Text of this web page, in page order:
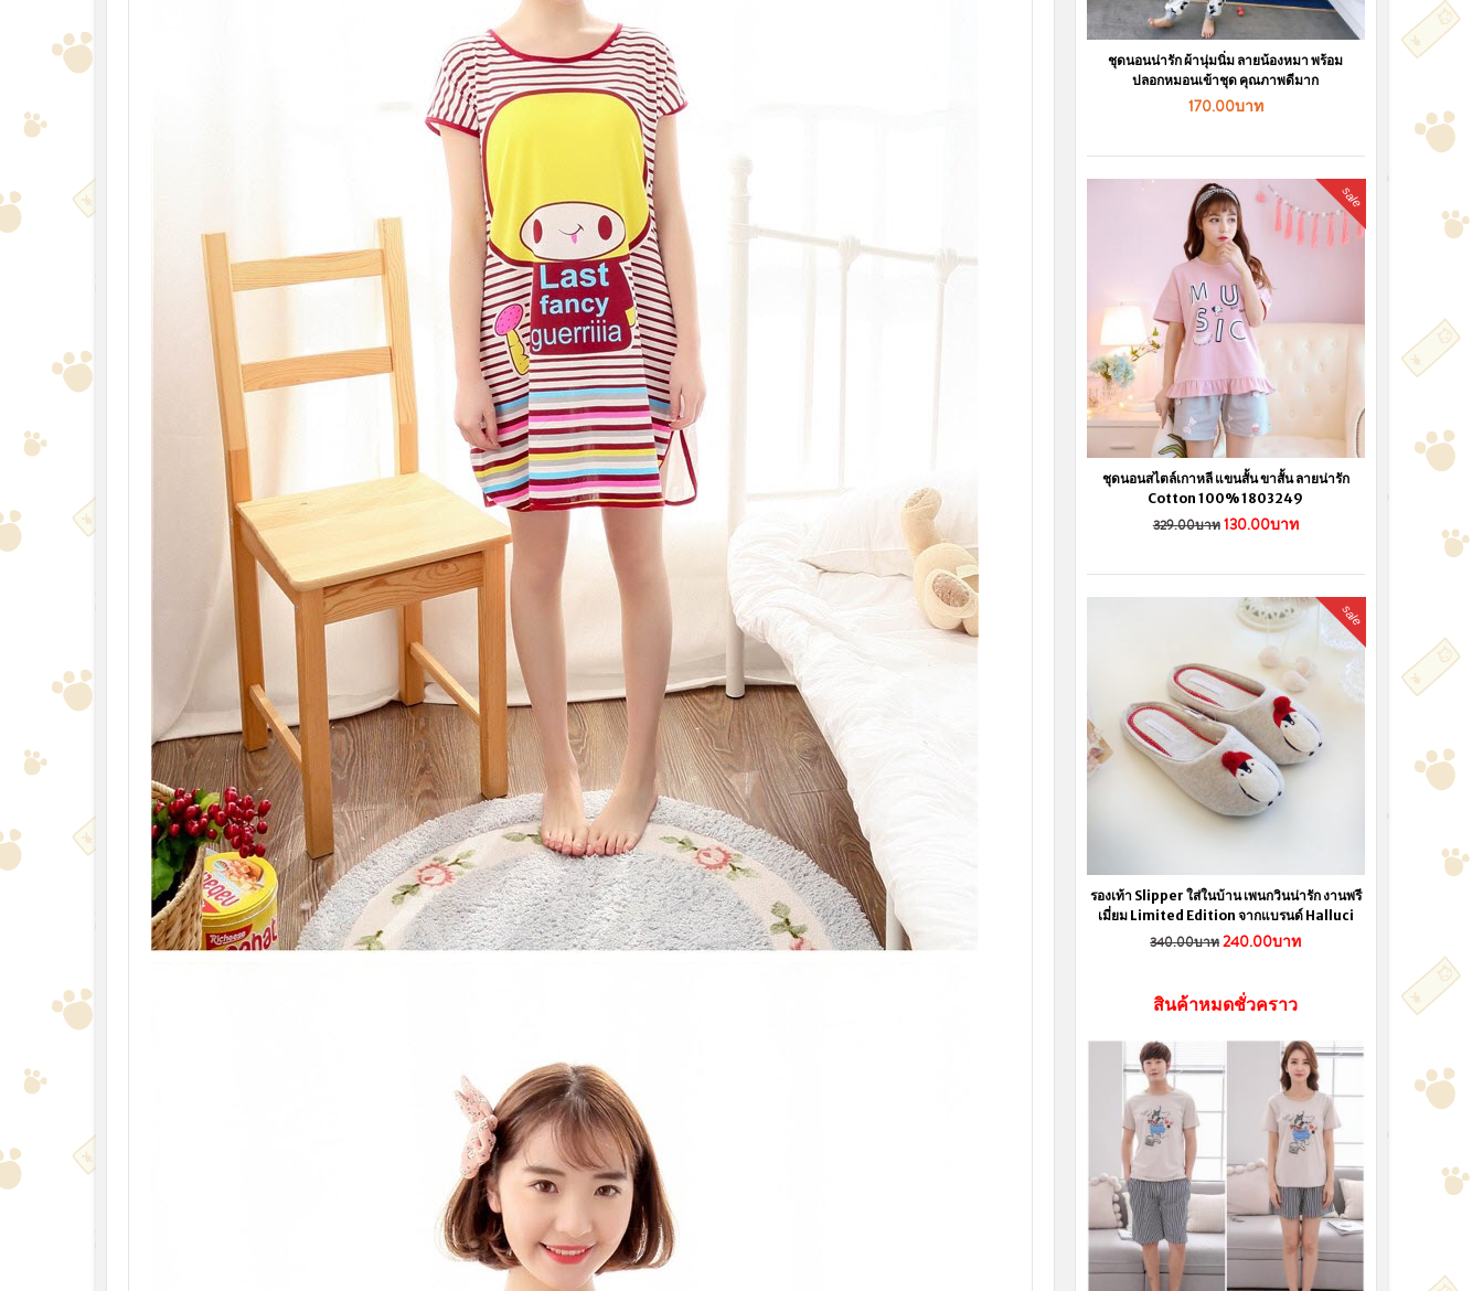
ชุดนอนน่ารัก ผ้านุ่มนิ่ม ลายน้องหมา พร้อม
ปลอกหมอนเข้าชุด คุณภาพดีมาก
170.00บาท
sale
ชุดนอนสไตล์เกาหลี แขนสั้น ขาสั้น ลายน่ารัก
Cotton 100% 1803249
329.00บาท130.00บาท
sale
รองเท้า Slipper ใส่ในบ้าน เพนกวินน่ารัก งานพรี
เมี่ยม Limited Edition จากแบรนด์ Halluci
340.00บาท240.00บาท
สินค้าหมดชั่วคราว